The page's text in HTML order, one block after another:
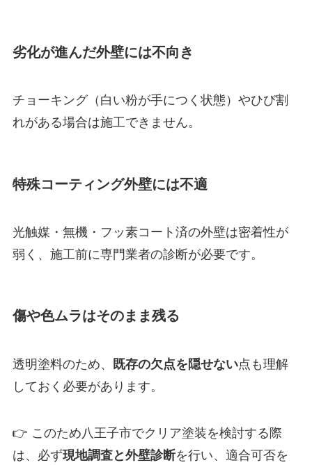
劣化が進んだ外壁には不向き
チョーキング（白い粉が手につく状態）やひび割
れがある場合は施工できません。
特殊コーティング外壁には不適
光触媒・無機・フッ素コート済の外壁は密着性が
弱く、施工前に専門業者の診断が必要です。
傷や色ムラはそのまま残る
透明塗料のため、 既存の欠点を隠せない点も理解
しておく必要があります。
👉 このため八王子市でクリア塗装を検討する際
は、必ず現地調査と外壁診断を行い、適合可否を